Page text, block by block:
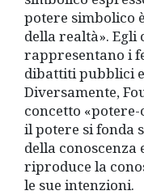
potere simbolico
della realtà».
rappresentano i
dibattiti pubblici
Diversamente,
concetto
il potere si fonda
della conoscenza
riproduce la
le sue intenzioni.